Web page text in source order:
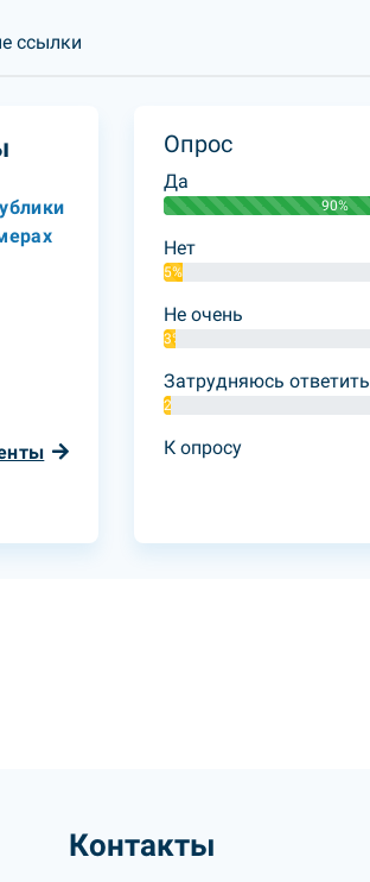
ссылки
Опрос
Да
90%
Нет
5%
Не очень
3%
Затрудняюсь ответить
2%
К опросу
Контакты